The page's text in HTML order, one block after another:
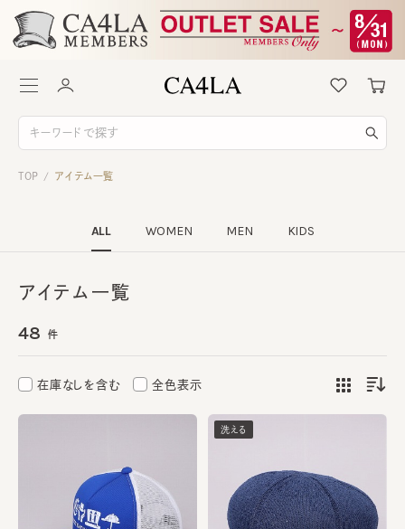
TOP / アイテム一覧
ALL WOMEN MEN KIDS
アイテム一覧
48 件
在庫なしを含む 全色表示
洗える